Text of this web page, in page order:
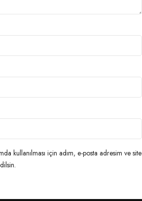
kullanılması için adım, e-posta adresim ve site